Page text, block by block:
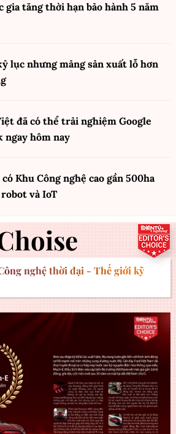
gia tăng thời hạn bảo hành 5 năm
lục nhưng mảng sản xuất lỗ hơn
đã có thể trải nghiệm Google
ngay hôm nay
Khu Công nghệ cao gần 500ha
và IoT
nghệ thời đại - Thế giới kỹ